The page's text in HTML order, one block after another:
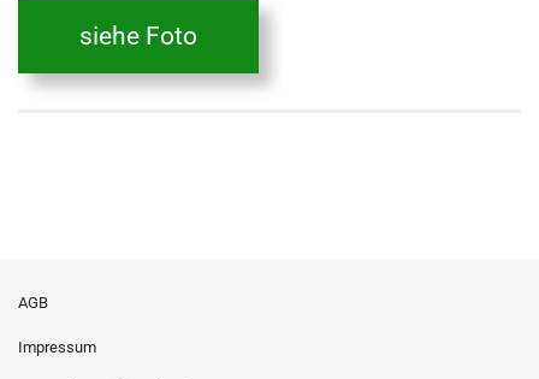
siehe Foto
AGB
Impressum